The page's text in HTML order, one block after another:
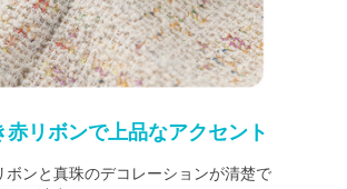
赤リボンで上品なアクセント
ボンと真珠のデコレーションが清楚で